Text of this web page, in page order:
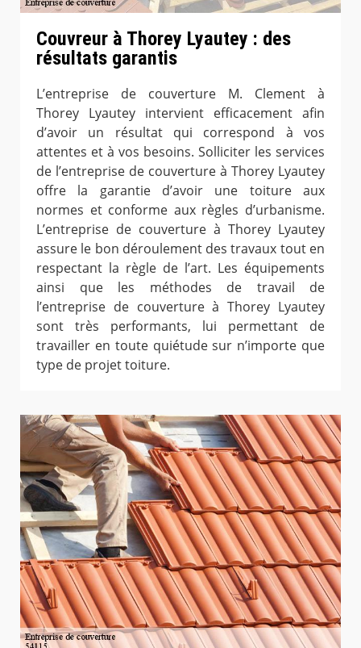
Couvreur à Thorey Lyautey : des
résultats garantis
L’entreprise de couverture M. Clement à
Thorey Lyautey intervient efficacement afin
d’avoir un résultat qui correspond à vos
attentes et à vos besoins. Solliciter les services
de l’entreprise de couverture à Thorey Lyautey
offre la garantie d’avoir une toiture aux
normes et conforme aux règles d’urbanisme.
L’entreprise de couverture à Thorey Lyautey
assure le bon déroulement des travaux tout en
respectant la règle de l’art. Les équipements
ainsi que les méthodes de travail de
l’entreprise de couverture à Thorey Lyautey
sont très performants, lui permettant de
travailler en toute quiétude sur n’importe que
type de projet toiture.